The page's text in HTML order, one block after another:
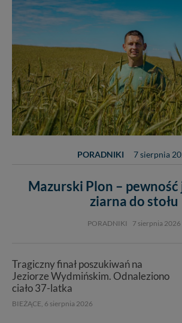
PORADNIKI 7 sierpnia
Mazurski Plon – pewność
ziarna do stołu
PORADNIKI 7 sierpnia 2026
Tragiczny finał poszukiwań na
Jeziorze Wydmińskim. Odnaleziono
ciało 37-latka
BIEŻĄCE, 6 sierpnia 2026